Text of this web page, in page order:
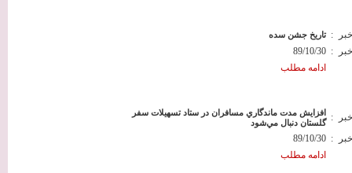
تاریخ جشن سده :
89/10/30 :
ادامه مطلب
افزايش مدت ماندگاري مسافران در ستاد تسهيلات سفر
گلستان دنبال مي‌شود
:
89/10/30 :
ادامه مطلب